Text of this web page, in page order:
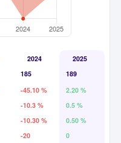
2024
2025
185
189
-45.10 %
2.20 %
-10.3 %
0.5 %
-10.30 %
0.50 %
-20 0